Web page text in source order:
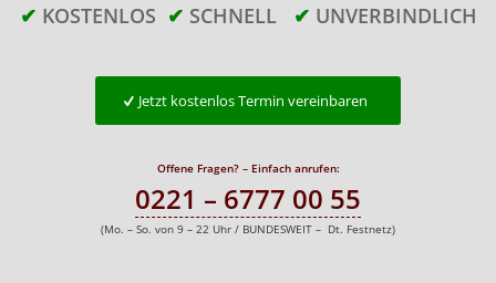
✔ KOSTENLOS ✔ SCHNELL ✔ UNVERBINDLICH
Jetzt kostenlos Termin vereinbaren
Offene Fragen? – Einfach anrufen:
0221 – 6777 00 55
(Mo. – So. von 9 – 22 Uhr / BUNDESWEIT – Dt. Festnetz)